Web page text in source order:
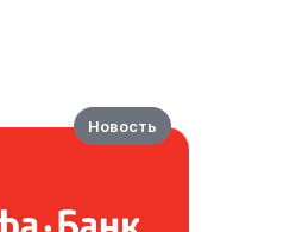
Новость